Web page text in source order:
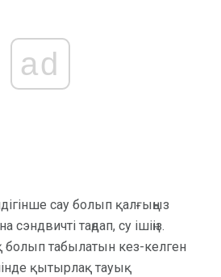
ad
сау болып қалғыңыз
таңдап, су ішіңіз.
табылатын кез-келген
қытырлақ тауық